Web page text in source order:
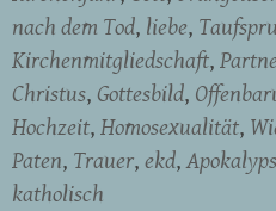
nach dem Tod liebe
Kirchenmitgliedschaft
Christus Gottesbild
Hochzeit Homosexualität
Paten Trauer ekd
katholisch